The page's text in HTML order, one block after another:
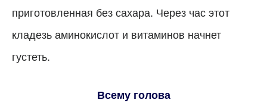
приготовленная без сахара. Через час этот
кладезь аминокислот и витаминов начнет
густеть.
Всему голова